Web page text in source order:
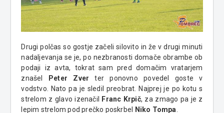
Drugi polčas so gostje začeli silovito in že v drugi minuti
nadaljevanja se je, po nezbranosti domače obrambe ob
podaji iz avta, tokrat sam pred domačim vratarjem
znašel
Peter Zver ter ponovno povedel goste v
vodstvo. Nato pa je sledil preobrat. Najprej je po kotu s
strelom z glavo izenačil
Franc Krpič, za zmago pa je z
lepim strelom pod prečko poskrbel
Niko Tompa